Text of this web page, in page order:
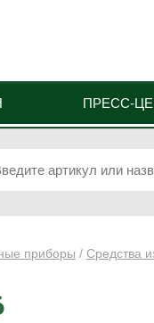
ПРЕСС-
приборы / Средства